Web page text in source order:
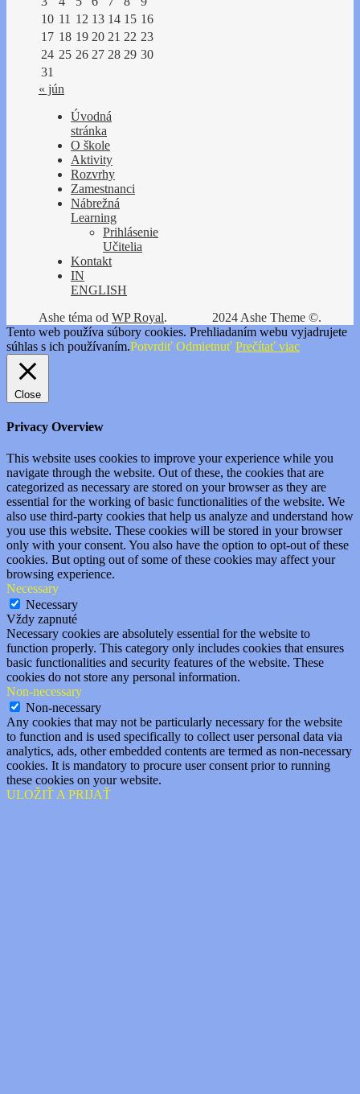
10 11 12 13 14 15 16
17 18 19 20 21 22 23
24 25 26 27 28 29 30
31
« jún
Úvodná
stránka
O škole
Aktivity
Rozvrhy
Zamestnanci
Nábrežná
Learning
Prihlásenie
Učitelia
Kontakt
IN
ENGLISH
2024 Ashe Theme ©.
Ashe téma od WP Royal.
Tento web používa súbory cookies. Prehliadaním webu vyjadrujete
súhlas s ich používaním.Potvrdiť Odmietnuť Prečítať viac
Close
Privacy Overview
This website uses cookies to improve your experience while you
navigate through the website. Out of these, the cookies that are
categorized as necessary are stored on your browser as they are
essential for the working of basic functionalities of the website. We
also use third-party cookies that help us analyze and understand how
you use this website. These cookies will be stored in your browser
only with your consent. You also have the option to opt-out of these
cookies. But opting out of some of these cookies may affect your
browsing experience.
Necessary
Necessary
Vždy zapnuté
Necessary cookies are absolutely essential for the website to
function properly. This category only includes cookies that ensures
basic functionalities and security features of the website. These
cookies do not store any personal information.
Non-necessary
Non-necessary
Any cookies that may not be particularly necessary for the website
to function and is used specifically to collect user personal data via
analytics, ads, other embedded contents are termed as non-necessary
cookies. It is mandatory to procure user consent prior to running
these cookies on your website.
ULOŽIŤ A PRIJAŤ